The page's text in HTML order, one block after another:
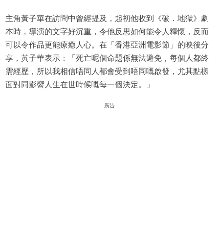
主角黃子華在訪問中曾經提及，起初他收到《破．地獄》劇
本時，導演的文字好沉重，令他反思如何能令人釋懷，反而
可以令作品更能療癒人心。在「香港亞洲電影節」的映後分
享，黃子華表示：「死亡呢個命題係無法避免，每個人都終
需經歷，所以我相信唔同人都會受到唔同嘅啟發，尤其點樣
面對同影響人生在世時候嘅每一個決定。」
廣告